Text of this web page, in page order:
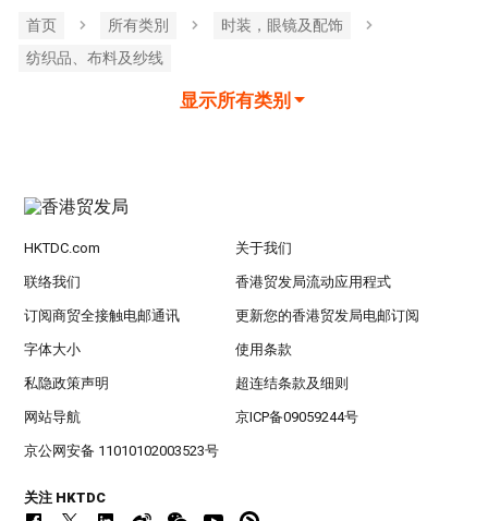
首页 所有类別
时装，眼镜及配饰
纺织品、布料及纱线
显示所有类别
HKTDC.com 关于我们
联络我们 香港贸发局流动应用程式
订阅商贸全接触电邮通讯 更新您的香港贸发局电邮订阅
字体大小 使用条款
私隐政策声明 超连结条款及细则
网站导航 京ICP备09059244号
京公网安备 11010102003523号
关注 HKTDC